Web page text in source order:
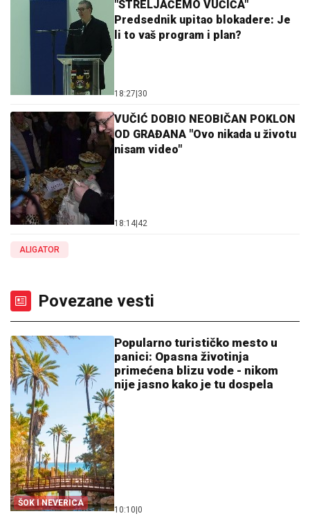
"STRELJAĆEMO VUČIĆA"
Predsednik upitao blokadere: Je
li to vaš program i plan?
18:27 30
VUČIĆ DOBIO NEOBIČAN POKLON
OD GRAĐANA "Ovo nikada u životu
nisam video"
18:14 42
ALIGATOR
Povezane vesti
ŠOK I NEVERICA
Popularno turističko mesto u
panici: Opasna životinja
primećena blizu vode - nikom
nije jasno kako je tu dospela
10:10 0